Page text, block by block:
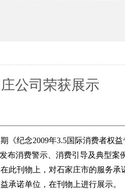
公司荣获展示
《纪念2009年3.5国际消费者权
布消费警示、消费引导及典型案
此刊物上，对石家庄市的服务承
承诺单位，在刊物上进行展示。